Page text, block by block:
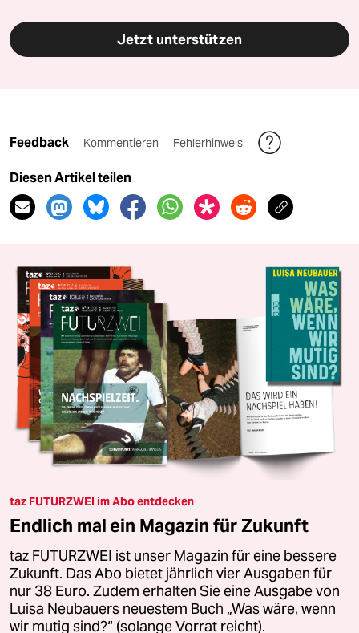
Jetzt unterstützen
Feedback Kommentieren Fehlerhinweis
Diesen Artikel teilen
taz FUTURZWEI im Abo entdecken
Endlich mal ein Magazin für Zukunft
taz FUTURZWEI ist unser Magazin für eine bessere
Zukunft. Das Abo bietet jährlich vier Ausgaben für
nur 38 Euro. Zudem erhalten Sie eine Ausgabe von
Luisa Neubauers neuestem Buch „Was wäre, wenn
wir mutig sind?“ (solange Vorrat reicht).